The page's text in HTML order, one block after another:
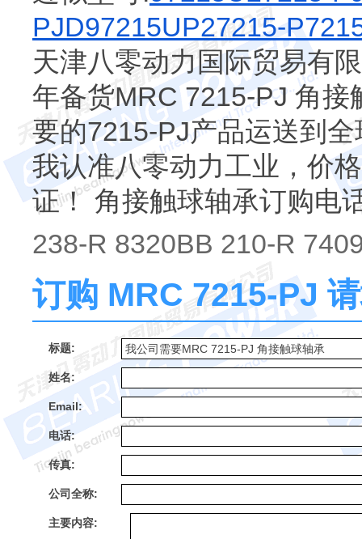
PJD97215UP27215-P
天津八零动力国际贸易有
年备货MRC 7215-PJ 角
要的7215-PJ产品运送到
我认准八零动力工业，价
证！ 角接触球轴承订购电
238-R 8320BB 210-R
订购 MRC 7215-PJ
标题:
姓名:
Email:
电话:
传真:
公司全称:
主要内容: